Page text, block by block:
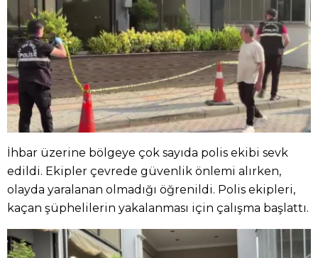
İhbar üzerine bölgeye çok sayıda polis ekibi sevk
edildi. Ekipler çevrede güvenlik önlemi alırken,
olayda yaralanan olmadığı öğrenildi. Polis ekipleri,
kaçan şüphelilerin yakalanması için çalışma başlattı.